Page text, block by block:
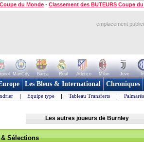
du Monde - Classement des BUTEURS Coupe
emplacement
ManCity Barca Real Atletico Milan Juve
Les Bleus & International Chroniques
| Equipe type | Tableau Transferts | Palmarès
Les autres joueurs de Burnley
Sélections